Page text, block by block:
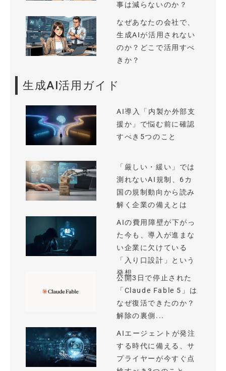
事は減らないのか？
なぜあなたの会社で、
生成AIが活用されない
のか？どこで活用すべ
きか？
生成AI活用ガイド
AI導入「内製か外部支
援か」で悩む前に確認
すべき5つのこと
「厳しい・緩い」では
測れないAI規制、6カ
国の規制動向から読み
解く企業の備えとは
AIの費用障壁が下がっ
た今も、導入が進まな
い企業に欠けている
「入り口設計」という
発想
公開3日で停止された
「Claude Fable 5」は
なぜ復活できたのか？
解除の裏側...
AIエージェントが発注
する時代に備える、サ
プライヤーが今すぐ点